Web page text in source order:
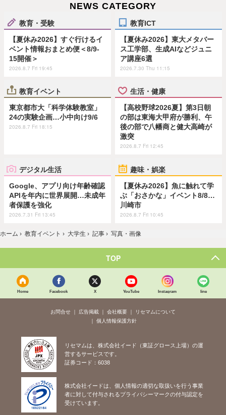
NEWS CATEGORY
教育・受験
【夏休み2026】すぐ行けるイ
ベント情報おまとめ便＜8/9-
15開催＞
2026.8.7 Fri 19:45
教育ICT
【夏休み2026】東大メタバー
ス工学部、生成AIなどジュニ
ア講座6選
2026.7.30 Thu 11:15
教育イベント
東京都市大「科学体験教室」
24の実験企画…小中向け9/6
2026.8.7 Fri 18:15
生活・健康
【高校野球2026夏】第3日朝
の部は東海大甲府が勝利、午
後の部で八幡商と健大高崎が
激突
2026.8.7 Fri 12:45
デジタル生活
Google、アプリ向け年齢確認
APIを年内に世界展開…未成年
者保護を強化
2026.7.31 Fri 13:45
趣味・娯楽
【夏休み2026】魚に触れて学
ぶ「おさかな」イベント8/8…
川崎市
2026.8.7 Fri 10:45
ホーム › 教育イベント › 大学生 › 記事 › 写真・画像
TOP
Home Facebook X YouTube Instagram line
お問合せ 広告掲載 会社概要
リセマムについて
個人情報保護方針
リセマムは、株式会社イード（東証グロース上場）の運
営するサービスです。
証券コード：6038
株式会社イードは、個人情報の適切な取扱いを行う事業
者に対して付与されるプライバシーマークの付与認定を
受けています。